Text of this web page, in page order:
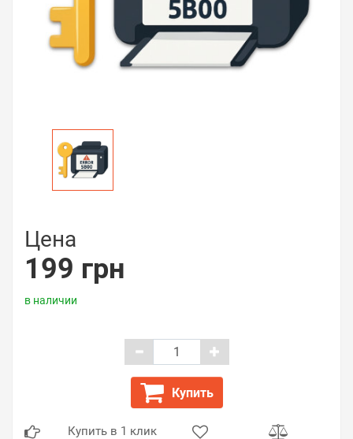
Цена
199 грн
в наличии
Купить
Купить в 1 клик